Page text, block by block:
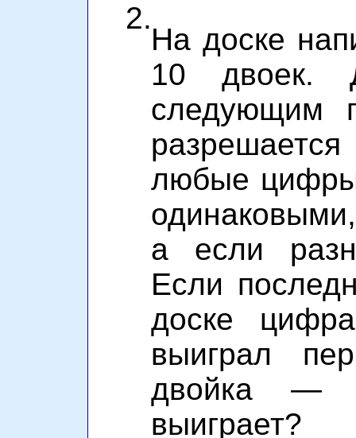
2.
На доске
10 двоек.
следующим
любые
а если
Если
доске
выиграл
двойка —
выиграет?